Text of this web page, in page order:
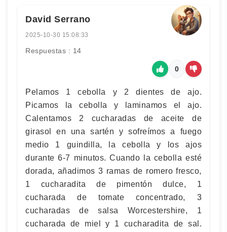
David Serrano
2025-10-30 15:08:33
Respuestas : 14
0
Pelamos 1 cebolla y 2 dientes de ajo.
Picamos la cebolla y laminamos el ajo.
Calentamos 2 cucharadas de aceite de
girasol en una sartén y sofreímos a fuego
medio 1 guindilla, la cebolla y los ajos
durante 6-7 minutos. Cuando la cebolla esté
dorada, añadimos 3 ramas de romero fresco,
1 cucharadita de pimentón dulce, 1
cucharada de tomate concentrado, 3
cucharadas de salsa Worcestershire, 1
cucharada de miel y 1 cucharadita de sal.